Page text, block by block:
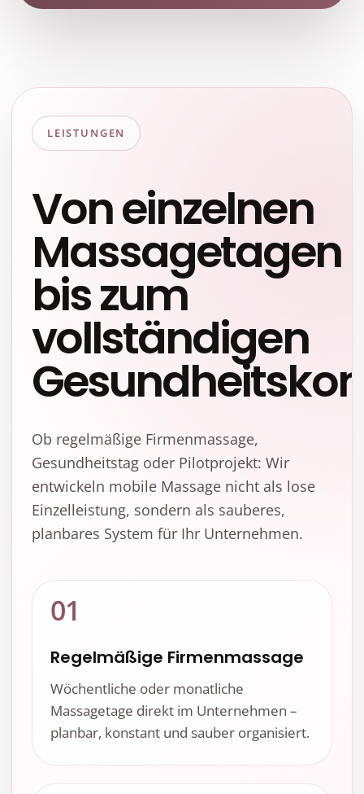
LEISTUNGEN
Von einzelnen
Massagetagen
bis zum
vollständigen
Ob regelmäßige Firmenmassage,
Gesundheitstag oder Pilotprojekt: Wir
entwickeln mobile Massage nicht als lose
Einzelleistung, sondern als sauberes,
planbares System für Ihr Unternehmen.
01
Regelmäßige Firmenmassage
Wöchentliche oder monatliche
Massagetage direkt im Unternehmen –
planbar, konstant und sauber organisiert.